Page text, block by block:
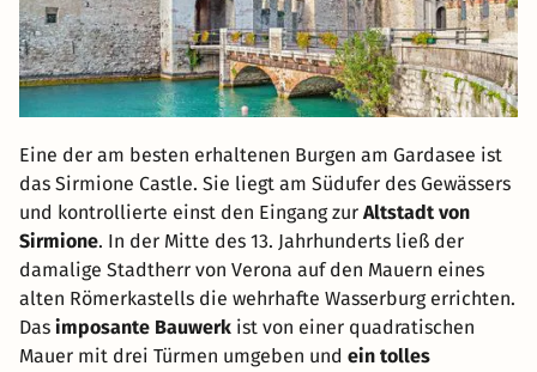
Eine der am besten erhaltenen Burgen am Gardasee ist
das Sirmione Castle. Sie liegt am Südufer des Gewässers
und kontrollierte einst den Eingang zur Altstadt von
Sirmione. In der Mitte des 13. Jahrhunderts ließ der
damalige Stadtherr von Verona auf den Mauern eines
alten Römerkastells die wehrhafte Wasserburg errichten.
Das imposante Bauwerk ist von einer quadratischen
Mauer mit drei Türmen umgeben und ein tolles